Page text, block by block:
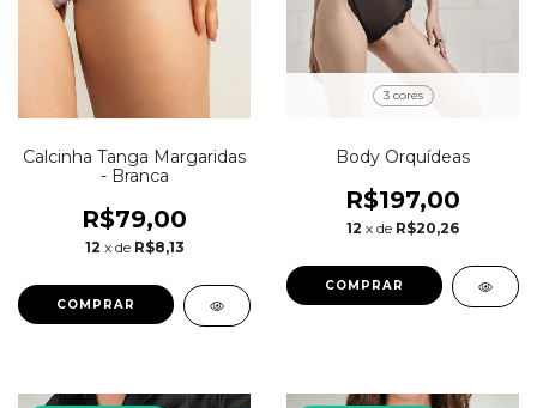
Calcinha Tanga Margaridas
- Branca
R$79,00
12 x de R$8,13
COMPRAR
3 cores
Body Orquídeas
R$197,00
12 x de R$20,26
COMPRAR